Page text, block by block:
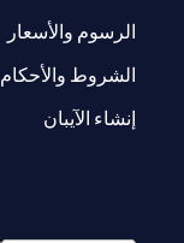
الرسوم والأسعار
الشروط والأحكام
إنشاء الآيبان